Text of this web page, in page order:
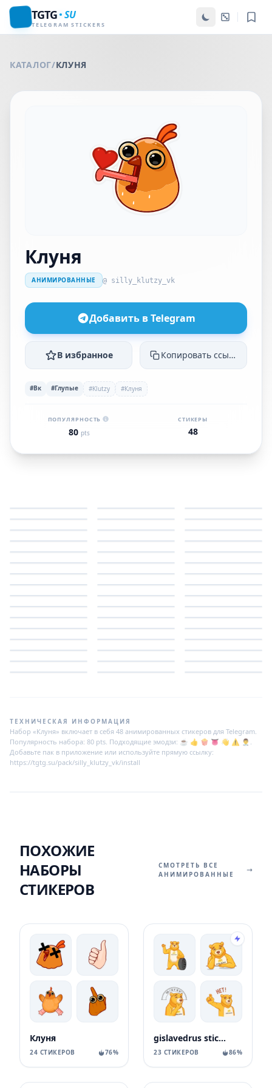
TGTG SU
TELEGRAM STICKERS
КАТАЛОГ/КЛУНЯ
Клуня
АНИМИРОВАННЫЕ @ silly_klutzy_vk
Добавить в Telegram
В избранное Копировать ссылку
#Вк #Глупые #Klutzy #Клуня
ПОПУЛЯРНОСТЬ
80 pts
СТИКЕРЫ
48
ТЕХНИЧЕСКАЯ ИНФОРМАЦИЯ
Набор «Клуня» включает в себя 48 анимированных стикеров для Telegram.
Популярность набора: 80 pts. Подходящие эмодзи: ☕️ 👍 🍿 👅 👋 ⚠️ 👨‍⚕️.
Добавьте пак в приложение или используйте прямую ссылку:
https://tgtg.su/pack/silly_klutzy_vk/install
ПОХОЖИЕ
НАБОРЫ
СТИКЕРОВ
СМОТРЕТЬ ВСЕ
АНИМИРОВАННЫЕ
Клуня
24 СТИКЕРОВ 76%
gislavedrus stickers
23 СТИКЕРОВ 86%